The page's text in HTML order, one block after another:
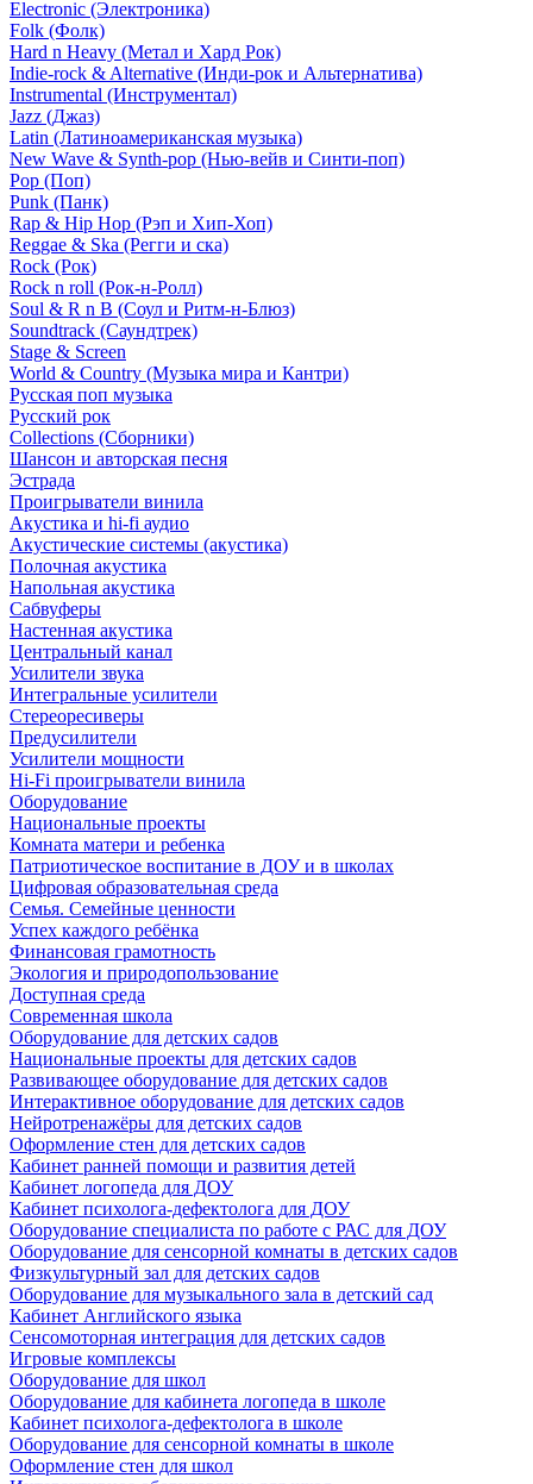
Electronic (Электроника)
Folk (Фолк)
Hard n Heavy (Метал и Хард Рок)
Indie-rock & Alternative (Инди-рок и Альтернатива)
Instrumental (Инструментал)
Jazz (Джаз)
Latin (Латиноамериканская музыка)
New Wave & Synth-pop (Нью-вейв и Синти-поп)
Pop (Поп)
Punk (Панк)
Rap & Hip Hop (Рэп и Хип-Хоп)
Reggae & Ska (Регги и ска)
Rock (Рок)
Rock n roll (Рок-н-Ролл)
Soul & R n B (Соул и Ритм-н-Блюз)
Soundtrack (Саундтрек)
Stage & Screen
World & Country (Музыка мира и Кантри)
Русская поп музыка
Русский рок
Сollections (Сборники)
Шансон и авторская песня
Эстрада
Проигрыватели винила
Акустика и hi-fi аудио
Акустические системы (акустика)
Полочная акустика
Напольная акустика
Сабвуферы
Настенная акустика
Центральный канал
Усилители звука
Интегральные усилители
Стереоресиверы
Предусилители
Усилители мощности
Hi-Fi проигрыватели винила
Оборудование
Национальные проекты
Комната матери и ребенка
Патриотическое воспитание в ДОУ и в школах
Цифровая образовательная среда
Семья. Семейные ценности
Успех каждого ребёнка
Финансовая грамотность
Экология и природопользование
Доступная среда
Современная школа
Оборудование для детских садов
Национальные проекты для детских садов
Развивающее оборудование для детских садов
Интерактивное оборудование для детских садов
Нейротренажёры для детских садов
Оформление стен для детских садов
Кабинет ранней помощи и развития детей
Кабинет логопеда для ДОУ
Кабинет психолога-дефектолога для ДОУ
Оборудование специалиста по работе с РАС для ДОУ
Оборудование для сенсорной комнаты в детских садов
Физкультурный зал для детских садов
Оборудование для музыкального зала в детский сад
Кабинет Английского языка
Сенсомоторная интеграция для детских садов
Игровые комплексы
Оборудование для школ
Оборудование для кабинета логопеда в школе
Кабинет психолога-дефектолога в школе
Оборудование для сенсорной комнаты в школе
Оформление стен для школ